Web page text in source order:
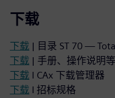
下载
下载 | 目录 ST 70 —
下载 | 手册、操作说明等
下载 I CAx 下载管理器
下载 I 招标规格